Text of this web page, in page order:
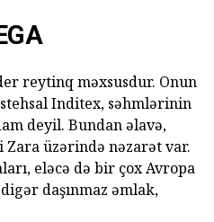
reytinq məxsusdur. Onun
Inditex, səhmlərinin
deyil. Bundan əlavə,
üzərində nəzarət var.
eləcə də bir çox Avropa
daşınmaz əmlak,